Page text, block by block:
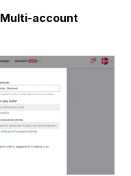
Multi-account